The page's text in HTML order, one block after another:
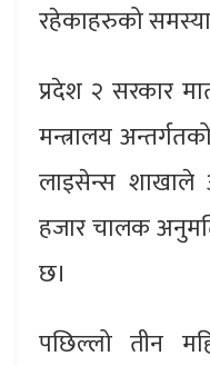
रहेकाहरुको
प्रदेश २ सरकार
मन्त्रालय
लाइसेन्स शाखाले
हजार चालक
छ।
पछिल्लो तीन